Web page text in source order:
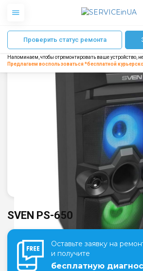
Apple
Гаджеты
Акустика
Бытовая техника
Доставка и оплата
Интернет-магазин
Запчасти для смартфонов
Театральная
г. Киев, ул. Крещатик 44-А
Проверить статус ремонта
Напоминаем, чтобы отремонтировать ваше устройство, не
Предлагаем воспользоваться *бесплатной
Главная Ремонт колонок Sven SVEN PS-650
SVEN PS-650
Оставьте заявку на
и получите
бесплатную